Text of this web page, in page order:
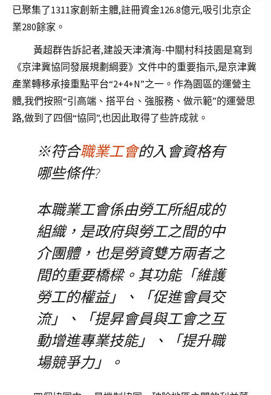
已聚集了1311家創新主體,註冊資金126.8億元,吸引北京企
業280餘家。
黃超群告訴記者,建設天津濱海-中關村科技園是寫到
《京津冀協同發展規劃綱要》文件中的重要指示,是京津冀
產業轉移承接重點平台“2+4+N”之一。作為園區的運營主
體,我們按照“引高端、搭平台、強服務、做示範”的運營思
路,做到了四個“協同”,也因此取得了些許成就。
※符合職業工會的入會資格有
哪些條件?
本職業工會係由勞工所組成的
組織，是政府與勞工之間的中
介團體，也是勞資雙方兩者之
間的重要橋樑。其功能「維護
勞工的權益」、「促進會員交
流」、「提昇會員與工會之互
動增進專業技能」、「提升職
場競爭力」。